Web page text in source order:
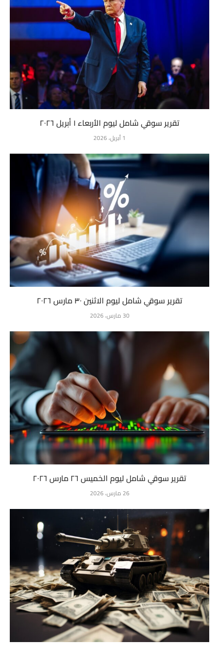
تقرير سوقي شامل ليوم الأربعاء ١ أبريل ٢٠٢٦
1 أبريل، 2026
تقرير سوقي شامل ليوم الاثنين ٣٠ مارس ٢٠٢٦
30 مارس، 2026
تقرير سوقي شامل ليوم الخميس ٢٦ مارس ٢٠٢٦
26 مارس، 2026